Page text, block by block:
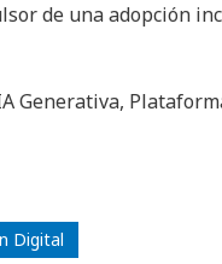
de una adopción
Generativa,
Digital